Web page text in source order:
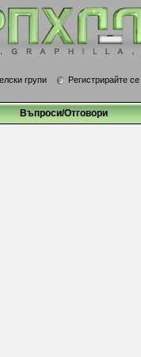
групи Регистрирайте се
Въпроси/Отговори